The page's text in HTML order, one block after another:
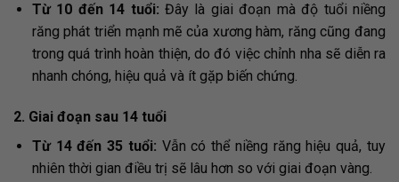
Từ 10 đến 14 tuổi: Đây là giai đoạn mà độ tuổi niềng
răng phát triển mạnh mẽ của xương hàm, răng cũng đang
trong quá trình hoàn thiện, do đó việc chỉnh nha sẽ diễn ra
nhanh chóng, hiệu quả và ít gặp biến chứng.
2. Giai đoạn sau 14 tuổi
Từ 14 đến 35 tuổi: Vẫn có thể niềng răng hiệu quả, tuy
nhiên thời gian điều trị sẽ lâu hơn so với giai đoạn vàng.